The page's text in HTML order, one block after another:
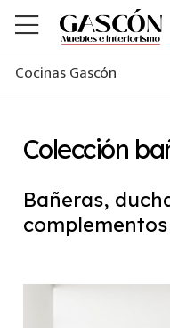
Cocinas Gascón
Colección
Bañeras,